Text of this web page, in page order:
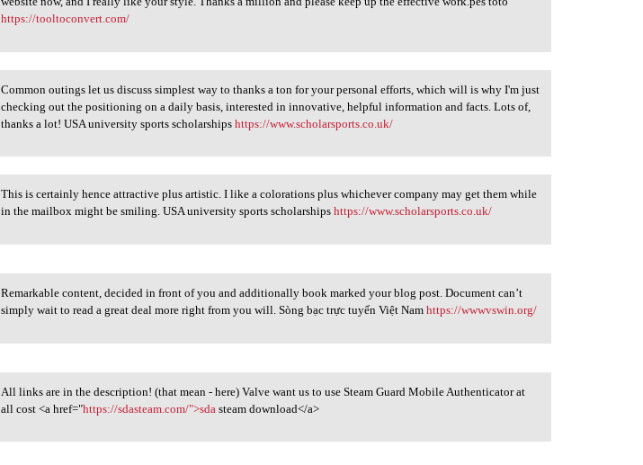
https://tooltoconvert.com/
Common outings let us discuss
Common outings let us discuss simplest way to thanks a ton for your personal efforts, which will is why I'm just
checking out the positioning on a daily basis, interested in innovative, helpful information and facts. Lots of,
thanks a lot! USA university sports scholarshipshttps://www.scholarsports.co.uk/
This is certainly hence
This is certainly hence attractive plus artistic. I like a colorations plus whichever company may get them while
in the mailbox might be smiling. USA university sports scholarshipshttps://www.scholarsports.co.uk/
Remarkable content, decided
Remarkable content, decided in front of you and additionally book marked your blog post. Document can’t
simply wait to read a great deal more right from you will. Sòng bạc trực tuyến Việt Namhttps://wwwvswin.org/
All links are in the
All links are in the description! (that mean - here) Valve want us to use Steam Guard Mobile Authenticator at
all cost <a href="https://sdasteam.com/">sda steam download</a>